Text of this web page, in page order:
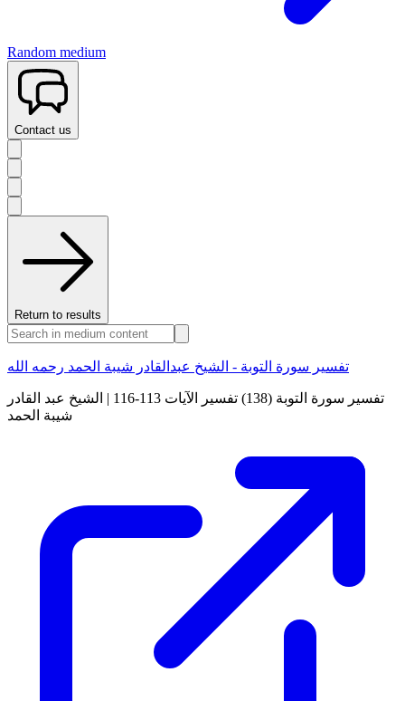
Random medium
Contact us
Return to results
تفسير سورة التوبة - الشيخ عبدالقادر شيبة الحمد رحمه الله
تفسير سورة التوبة (138) تفسير الآيات 113-116 | الشيخ عبد القادر
شيبة الحمد